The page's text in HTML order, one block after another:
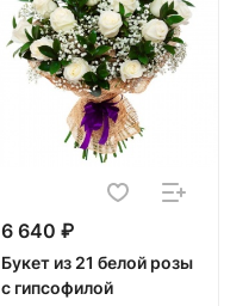
6 640 ₽
Букет из 21 белой розы
с гипсофилой